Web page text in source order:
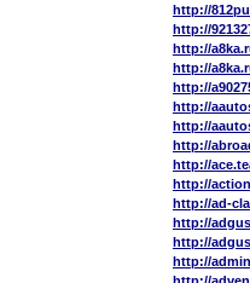
http://
http://
http://
http://
http://
http://
http://
http://
http://
http://
http://ad-
http://
http://
http://